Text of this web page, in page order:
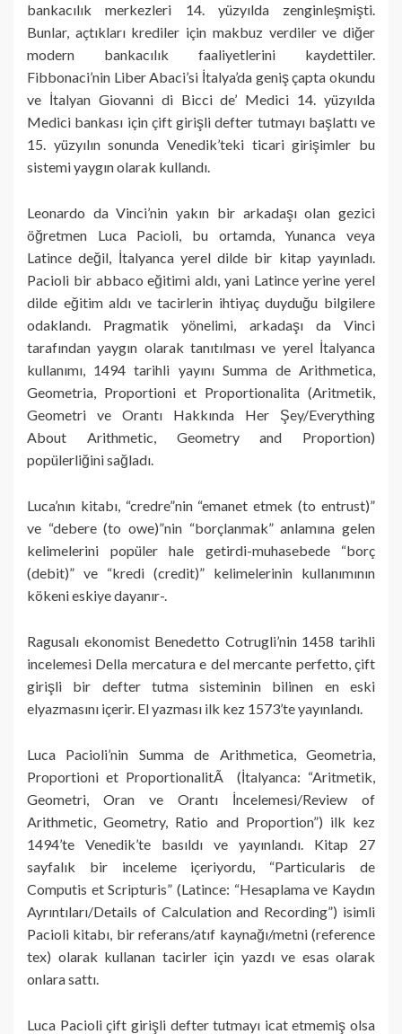
bankacılık merkezleri 14. yüzyılda zenginleşmişti.
Bunlar, açtıkları krediler için makbuz verdiler ve diğer
modern bankacılık faaliyetlerini kaydettiler.
Fibbonaci’nin Liber Abaci’si İtalya’da geniş çapta okundu
ve İtalyan Giovanni di Bicci de’ Medici 14. yüzyılda
Medici bankası için çift girişli defter tutmayı başlattı ve
15. yüzyılın sonunda Venedik’teki ticari girişimler bu
sistemi yaygın olarak kullandı.
Leonardo da Vinci’nin yakın bir arkadaşı olan gezici
öğretmen Luca Pacioli, bu ortamda, Yunanca veya
Latince değil, İtalyanca yerel dilde bir kitap yayınladı.
Pacioli bir abbaco eğitimi aldı, yani Latince yerine yerel
dilde eğitim aldı ve tacirlerin ihtiyaç duyduğu bilgilere
odaklandı. Pragmatik yönelimi, arkadaşı da Vinci
tarafından yaygın olarak tanıtılması ve yerel İtalyanca
kullanımı, 1494 tarihli yayını Summa de Arithmetica,
Geometria, Proportioni et Proportionalita (Aritmetik,
Geometri ve Orantı Hakkında Her Şey/Everything
About Arithmetic, Geometry and Proportion)
popülerliğini sağladı.
Luca’nın kitabı, “credre”nin “emanet etmek (to entrust)”
ve “debere (to owe)”nin “borçlanmak” anlamına gelen
kelimelerini popüler hale getirdi-muhasebede “borç
(debit)” ve “kredi (credit)” kelimelerinin kullanımının
kökeni eskiye dayanır-.
Ragusalı ekonomist Benedetto Cotrugli’nin 1458 tarihli
incelemesi Della mercatura e del mercante perfetto, çift
girişli bir defter tutma sisteminin bilinen en eski
elyazmasını içerir. El yazması ilk kez 1573’te yayınlandı.
Luca Pacioli’nin Summa de Arithmetica, Geometria,
Proportioni et ProportionalitÃ (İtalyanca: “Aritmetik,
Geometri, Oran ve Orantı İncelemesi/Review of
Arithmetic, Geometry, Ratio and Proportion”) ilk kez
1494’te Venedik’te basıldı ve yayınlandı. Kitap 27
sayfalık bir inceleme içeriyordu, “Particularis de
Computis et Scripturis” (Latince: “Hesaplama ve Kaydın
Ayrıntıları/Details of Calculation and Recording”) isimli
Pacioli kitabı, bir referans/atıf kaynağı/metni (reference
tex) olarak kullanan tacirler için yazdı ve esas olarak
onlara sattı.
Luca Pacioli çift girişli defter tutmayı icat etmemiş olsa